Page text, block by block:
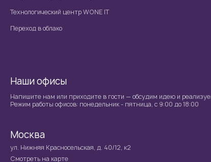
Технологический центр WONE IT
Переход в облако
Наши офисы
Напишите нам или приходите в гости — обсудим идею и
Режим работы офисов: понедельник - пятница, с 9:00 до 18:00
Москва
ул. Нижняя Красносельская, д. 40/12, к2
Смотреть на карте